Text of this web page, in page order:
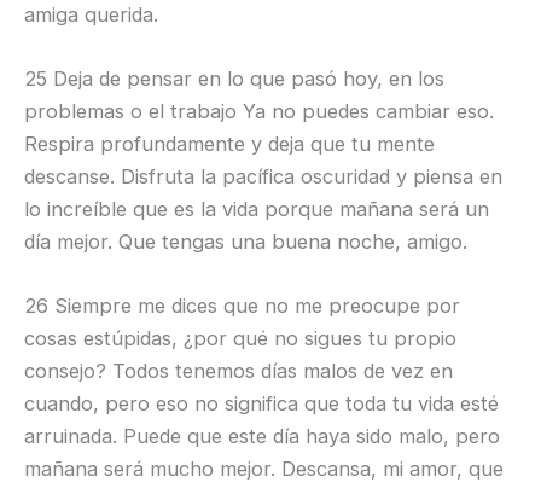
amiga querida.
25 Deja de pensar en lo que pasó hoy, en los
problemas o el trabajo Ya no puedes cambiar eso.
Respira profundamente y deja que tu mente
descanse. Disfruta la pacífica oscuridad y piensa en
lo increíble que es la vida porque mañana será un
día mejor. Que tengas una buena noche, amigo.
26 Siempre me dices que no me preocupe por
cosas estúpidas, ¿por qué no sigues tu propio
consejo? Todos tenemos días malos de vez en
cuando, pero eso no significa que toda tu vida esté
arruinada. Puede que este día haya sido malo, pero
mañana será mucho mejor. Descansa, mi amor, que